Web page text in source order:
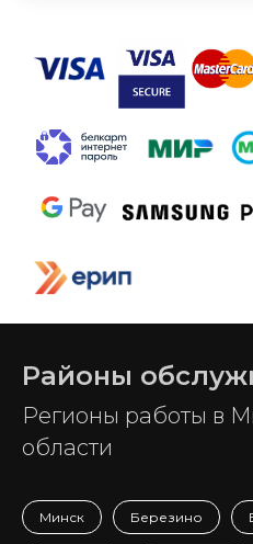
Районы
Регионы работы в
области
Минск Березино